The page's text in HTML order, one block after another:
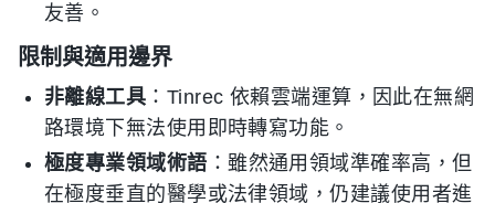
友善。
限制與適用邊界
非離線工具 ：Tinrec 依賴雲端運算，因此在無網
路環境下無法使用即時轉寫功能。
極度專業領域術語 ：雖然通用領域準確率高，但
在極度垂直的醫學或法律領域，仍建議使用者進